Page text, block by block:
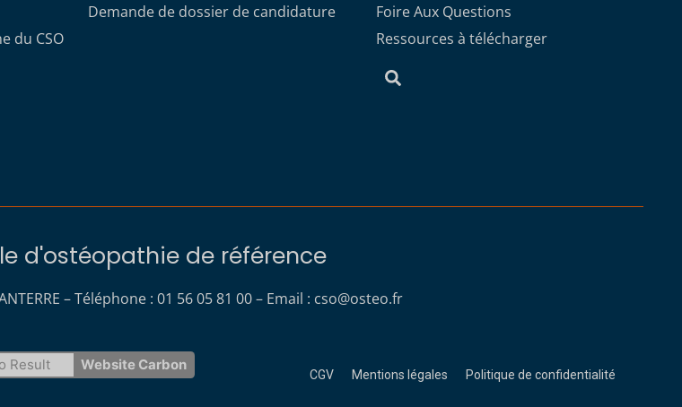
du CSO
Demande de dossier de candidature
Foire Aux Questions
Ressources à télécharger
d'ostéopathie de référence
– Téléphone : 01 56 05 81 00 – Email : cso@osteo.fr
Result Website Carbon
CGV Mentions légales Politique de confidentialité